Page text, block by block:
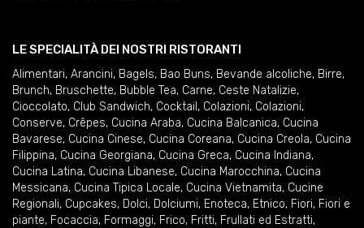
LE SPECIALITÀ DEI NOSTRI RISTORANTI
Alimentari, Arancini, Bagels, Bao Buns, Bevande alcoliche, Birre,
Brunch, Bruschette, Bubble Tea, Carne, Ceste Natalizie,
Cioccolato, Club Sandwich, Cocktail , Colazioni, Colazioni,
Conserve, Crêpes, Cucina Araba, Cucina Balcanica, Cucina
Bavarese, Cucina Cinese, Cucina Coreana, Cucina Creola, Cucina
Filippina, Cucina Georgiana, Cucina Greca, Cucina Indiana,
Cucina Latina, Cucina Libanese, Cucina Marocchina, Cucina
Messicana, Cucina Tipica Locale, Cucina Vietnamita, Cucine
Regionali, Cupcakes, Dolci, Dolciumi, Enoteca, Etnico, Fiori, Fiori e
piante, Focaccia, Formaggi, Frico, Fritti, Frullati ed Estratti,